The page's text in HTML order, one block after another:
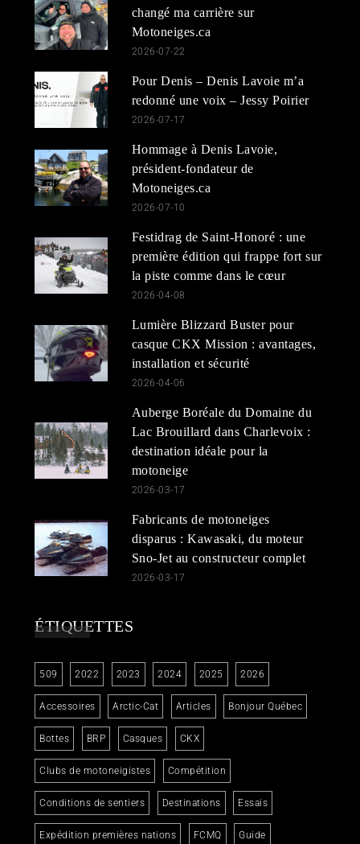
changé ma carrière sur
Motoneiges.ca
2026-07-22
Pour Denis – Denis Lavoie m’a
redonné une voix – Jessy Poirier
2026-07-17
Hommage à Denis Lavoie,
président-fondateur de
Motoneiges.ca
2026-07-10
Festidrag de Saint-Honoré : une
première édition qui frappe fort sur
la piste comme dans le cœur
2026-04-08
Lumière Blizzard Buster pour
casque CKX Mission : avantages,
installation et sécurité
2026-04-06
Auberge Boréale du Domaine du
Lac Brouillard dans Charlevoix :
destination idéale pour la
motoneige
2026-03-17
Fabricants de motoneiges
disparus : Kawasaki, du moteur
Sno-Jet au constructeur complet
2026-03-17
ÉTIQUETTES
509 2022 2023 2024 2025 2026
Accessoires Arctic-Cat Articles Bonjour Québec
Bottes BRP Casques CKX
Clubs de motoneigistes Compétition
Conditions de sentiers Destinations Essais
Expédition premières nations FCMQ Guide